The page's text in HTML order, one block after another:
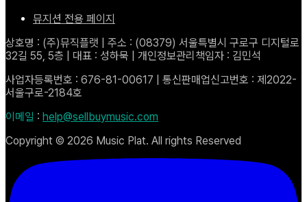
뮤지션 전용 페이지
상호명 : (주)뮤직플랫 | 주소 : (08379) 서울특별시 구로구 디지털로
32길 55, 5층 | 대표 : 성하묵 | 개인정보관리책임자 : 김민석
사업자등록번호 : 676-81-00617 | 통신판매업신고번호 : 제2022-
서울구로-2184호
이메일 : help@sellbuymusic.com
Copyright © 2026 Music Plat. All rights Reserved